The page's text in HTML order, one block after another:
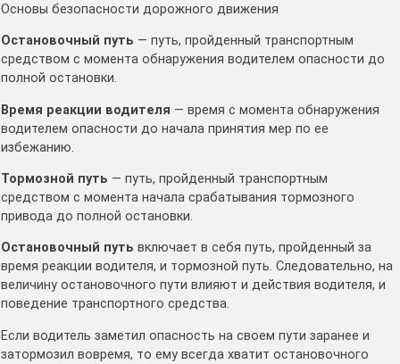
Основы безопасности дорожного движения
Остановочный путь — путь, пройденный транспортным
средством с момента обнаружения водителем опасности до
полной остановки.
Время реакции водителя — время с момента обнаружения
водителем опасности до начала принятия мер по ее
избежанию.
Тормозной путь — путь, пройденный транспортным
средством с момента начала срабатывания тормозного
привода до полной остановки.
Остановочный путь включает в себя путь, пройденный за
время реакции водителя, и тормозной путь. Следовательно, на
величину остановочного пути влияют и действия водителя, и
поведение транспортного средства.
Если водитель заметил опасность на своем пути заранее и
затормозил вовремя, то ему всегда хватит остановочного